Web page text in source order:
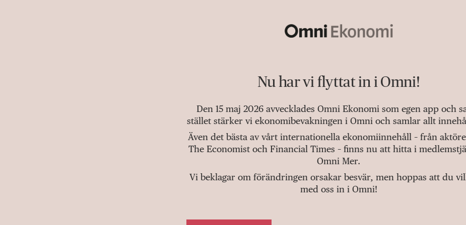
Nu har vi flyttat in i Omni!
Den 15 maj 2026 avvecklades Omni Ekonomi som egen app och
stället stärker vi ekonomibevakningen i Omni och samlar allt
Även det bästa av vårt internationella ekonomiinnehåll – från
The Economist och Financial Times – finns nu att hitta i
Omni Mer.
Vi beklagar om förändringen orsakar besvär, men hoppas att du
med oss in i Omni!